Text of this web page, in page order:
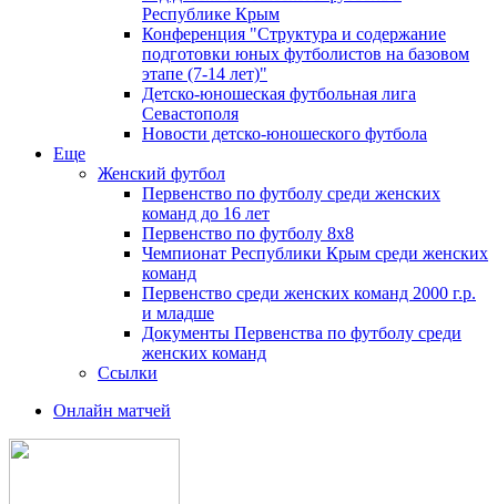
Республике Крым
Конференция "Структура и содержание
подготовки юных футболистов на базовом
этапе (7-14 лет)"
Детско-юношеская футбольная лига
Севастополя
Новости детско-юношеского футбола
Еще
Женский футбол
Первенство по футболу среди женских
команд до 16 лет
Первенство по футболу 8х8
Чемпионат Республики Крым среди женских
команд
Первенство среди женских команд 2000 г.р.
и младше
Документы Первенства по футболу среди
женских команд
Ссылки
Онлайн матчей